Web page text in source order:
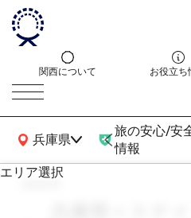
関西について お役立ち
兵庫県
関西広域MAP
旅の安心/安
情報
エリア選択
エ
search
兵庫県 × ステ